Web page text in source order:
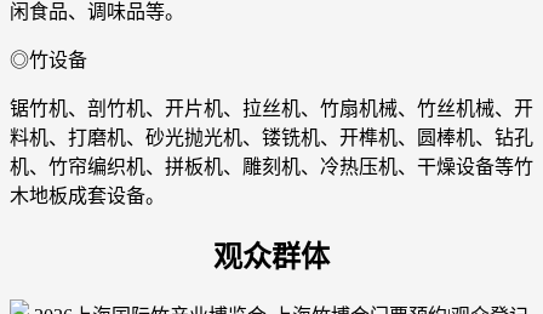
闲食品、调味品等。
◎竹设备
锯竹机、剖竹机、开片机、拉丝机、竹扇机械、竹丝机械、开
料机、打磨机、砂光抛光机、镂铣机、开榫机、圆棒机、钻孔
机、竹帘编织机、拼板机、雕刻机、冷热压机、干燥设备等竹
木地板成套设备。
观众群体